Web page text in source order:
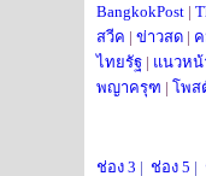
BangkokPost |
สวีค | ข่าวสด |
ไทยรัฐ | แนวหน้
พญาครุฑ | โพส
ช่อง 3 | ช่อง 5 |